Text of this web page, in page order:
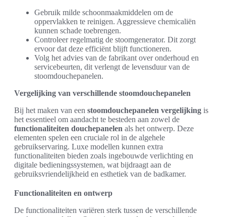
Gebruik milde schoonmaakmiddelen om de
oppervlakken te reinigen. Aggressieve chemicaliën
kunnen schade toebrengen.
Controleer regelmatig de stoomgenerator. Dit zorgt
ervoor dat deze efficiënt blijft functioneren.
Volg het advies van de fabrikant over onderhoud en
servicebeurten, dit verlengt de levensduur van de
stoomdouchepanelen.
Vergelijking van verschillende stoomdouchepanelen
Bij het maken van een stoomdouchepanelen vergelijking is
het essentieel om aandacht te besteden aan zowel de
functionaliteiten douchepanelen als het ontwerp. Deze
elementen spelen een cruciale rol in de algehele
gebruikservaring. Luxe modellen kunnen extra
functionaliteiten bieden zoals ingebouwde verlichting en
digitale bedieningssystemen, wat bijdraagt aan de
gebruiksvriendelijkheid en esthetiek van de badkamer.
Functionaliteiten en ontwerp
De functionaliteiten variëren sterk tussen de verschillende